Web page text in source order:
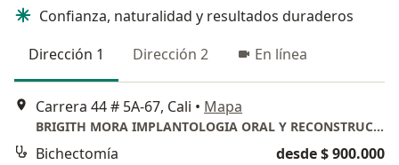
Confianza, naturalidad y resultados duraderos
Dirección 1
Dirección 2 En línea
Carrera 44 # 5A-67, Cali • Mapa
BRIGITH MORA IMPLANTOLOGIA ORAL Y RECONSTRUCTIVA
Bichectomía
desde $ 900.000